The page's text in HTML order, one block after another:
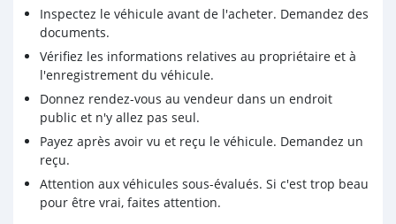
Inspectez le véhicule avant de l'acheter. Demandez des
documents.
Vérifiez les informations relatives au propriétaire et à
l'enregistrement du véhicule.
Donnez rendez-vous au vendeur dans un endroit
public et n'y allez pas seul.
Payez après avoir vu et reçu le véhicule. Demandez un
reçu.
Attention aux véhicules sous-évalués. Si c'est trop beau
pour être vrai, faites attention.